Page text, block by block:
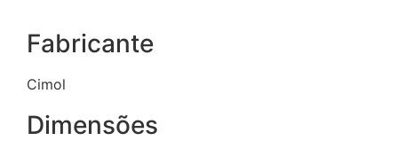
Fabricante
Cimol
Dimensões